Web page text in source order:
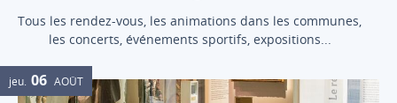
Tous les rendez-vous, les animations dans les communes,
les concerts, événements sportifs, expositions...
jeu. 06 AOÛT